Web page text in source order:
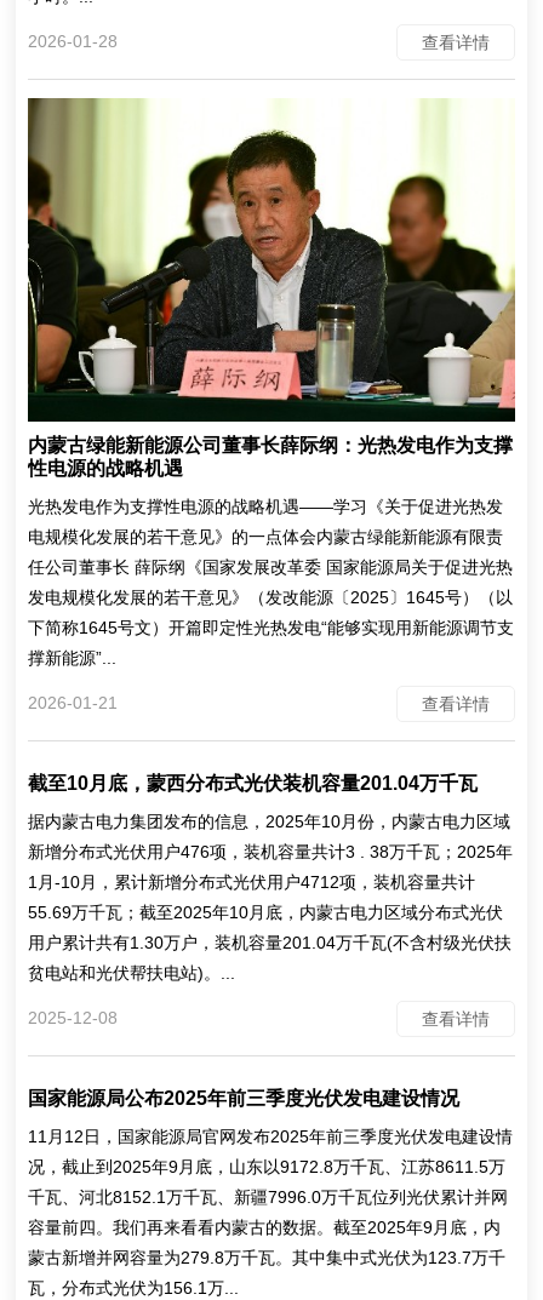
2026-01-28 查看详情
内蒙古绿能新能源公司董事长薛际纲：光热发电作为支撑
性电源的战略机遇
光热发电作为支撑性电源的战略机遇——学习《关于促进光热发
电规模化发展的若干意见》的一点体会内蒙古绿能新能源有限责
任公司董事长 薛际纲《国家发展改革委 国家能源局关于促进光热
发电规模化发展的若干意见》（发改能源〔2025〕1645号）（以
下简称1645号文）开篇即定性光热发电“能够实现用新能源调节支
撑新能源”...
2026-01-21 查看详情
截至10月底，蒙西分布式光伏装机容量201.04万千瓦
据内蒙古电力集团发布的信息，2025年10月份，内蒙古电力区域
新增分布式光伏用户476项，装机容量共计3 . 38万千瓦；2025年
1月-10月，累计新增分布式光伏用户4712项，装机容量共计
55.69万千瓦；截至2025年10月底，内蒙古电力区域分布式光伏
用户累计共有1.30万户，装机容量201.04万千瓦(不含村级光伏扶
贫电站和光伏帮扶电站)。...
2025-12-08 查看详情
国家能源局公布2025年前三季度光伏发电建设情况
11月12日，国家能源局官网发布2025年前三季度光伏发电建设情
况，截止到2025年9月底，山东以9172.8万千瓦、江苏8611.5万
千瓦、河北8152.1万千瓦、新疆7996.0万千瓦位列光伏累计并网
容量前四。我们再来看看内蒙古的数据。截至2025年9月底，内
蒙古新增并网容量为279.8万千瓦。其中集中式光伏为123.7万千
瓦，分布式光伏为156.1万...